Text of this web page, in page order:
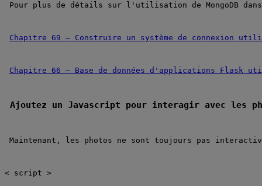
Pour plus de détails sur l'utilisation de MongoDB
Chapitre 69 – Construire un système de connexion
Chapitre 66 – Base de données d'applications Flask
Ajoutez un Javascript pour interagir avec les
Maintenant, les photos ne sont toujours pas
< script >